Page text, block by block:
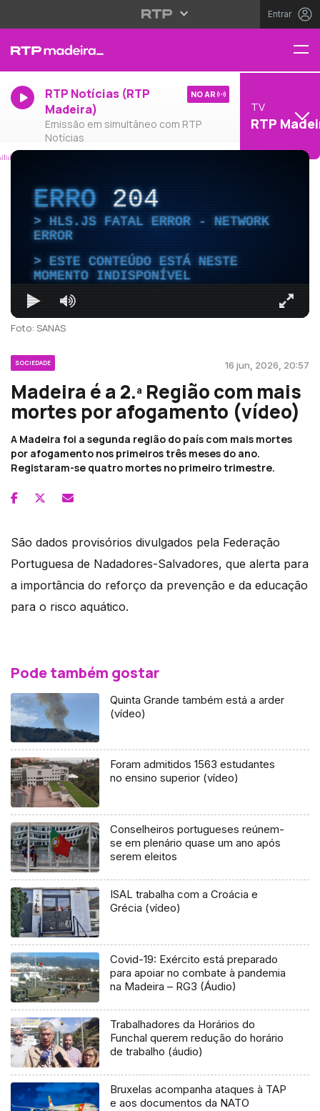
Entrar
RTP Notícias (RTP
Madeira)
Emissão em simultâneo com RTP
Notícias
NO AR
TV
RTP
ERRO204
HLS.JS FATAL ERROR - NETWORK
ERROR
ESTE CONTEÚDO ESTÁ NESTE
MOMENTO INDISPONÍVEL
Foto: SANAS
SOCIEDADE 16 jun, 2026, 20:57
Madeira é a 2.ª Região com mais
mortes por afogamento (vídeo)
A Madeira foi a segunda região do país com mais mortes
por afogamento nos primeiros três meses do ano.
Registaram-se quatro mortes no primeiro trimestre.
São dados provisórios divulgados pela Federação
Portuguesa de Nadadores-Salvadores, que alerta para
a importância do reforço da prevenção e da educação
para o risco aquático.
Pode também gostar
Quinta Grande também está a arder
(vídeo)
Foram admitidos 1563 estudantes
no ensino superior (vídeo)
Conselheiros portugueses reúnem-
se em plenário quase um ano após
serem eleitos
ISAL trabalha com a Croácia e
Grécia (vídeo)
Covid-19: Exército está preparado
para apoiar no combate à pandemia
na Madeira – RG3 (Áudio)
Trabalhadores da Horários do
Funchal querem redução do horário
de trabalho (áudio)
Bruxelas acompanha ataques à TAP
e aos documentos da NATO